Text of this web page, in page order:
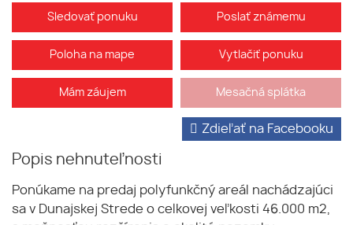
Sledovať ponuku Poslať známemu
Poloha na mape Vytlačiť ponuku
Mám záujem Mesačná splátka
Popis nehnuteľnosti
Zdieľať na Facebooku
Ponúkame na predaj polyfunkčný areál nachádzajúci
sa v Dunajskej Strede o celkovej veľkosti 46.000 m2,